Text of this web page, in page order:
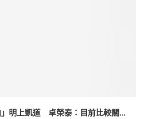
明上凱道 卓榮泰：目前比較關...